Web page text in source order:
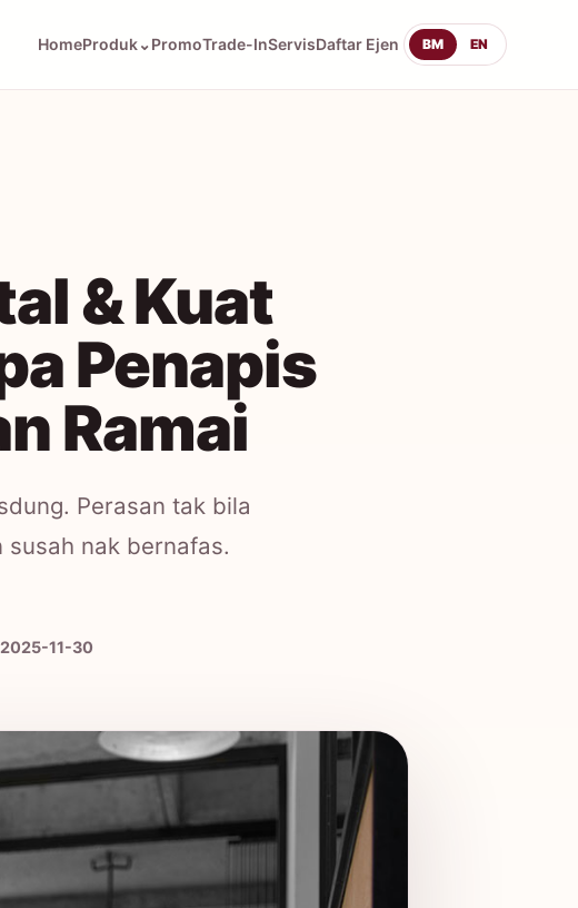
HomeProduk⌄PromoTrade-InServisDaftar Ejen BM EN
& Kuat
Penapis
Ramai
Perasan tak bila
nak bernafas.
11-30